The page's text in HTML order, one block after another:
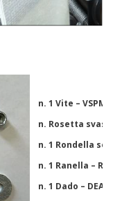
n. 1 Vite –
n. Rosetta
n. 1 Rondella
n. 1 Ranella –
n. 1 Dado – DEA-